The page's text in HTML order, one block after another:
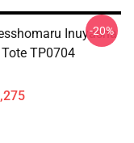
Inuyasha
TP0704
-20%